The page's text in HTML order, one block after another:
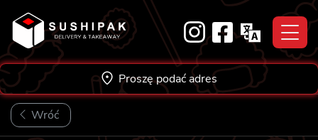
content
Proszę podać adres
Wróć